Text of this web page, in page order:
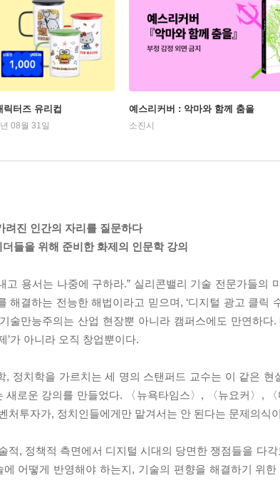
터즈 유리컵
08월 31일
예스리커버 : 악마와 함께 춤을
소진시
려진 인간의 자리를 질문하다
들을 위해 준비한 화제의 인문학 강의
고 용서는 나중에 구하라.” 실리콘밸리 기술 전문가들의
해결하는 전능한 해법이라고 믿으며, ‘디지털 광고 클릭
술만능주의는 산업 현장뿐 아니라 캠퍼스에도 만연하
’가 아니라 오직 창업뿐이다.
, 정치학을 가르치는 세 명의 스탠퍼드 교수는 이 같은
새로운 강의를 만들었다. 〈뉴욕타임스〉, 〈뉴요커〉,
처투자가, 정치인들에게만 맡겨서는 안 된다는 문제의식
적, 정책적 측면에서 디지털 시대의 당면한 쟁점들을 다
에 어떻게 반영해야 하는지, 기술의 편향을 해결하기 위